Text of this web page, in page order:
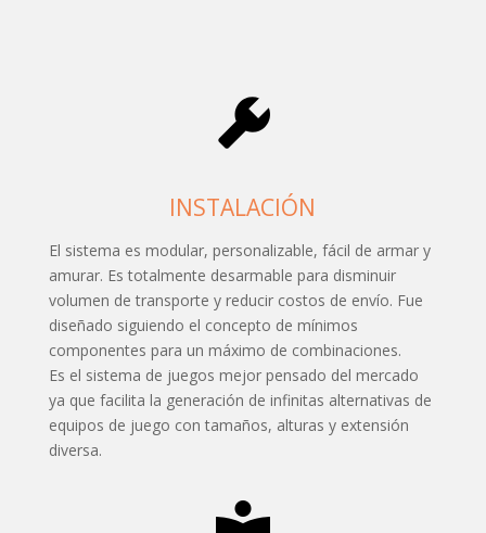
INSTALACIÓN
El sistema es modular, personalizable, fácil de armar y
amurar. Es totalmente desarmable para disminuir
volumen de transporte y reducir costos de envío. Fue
diseñado siguiendo el concepto de mínimos
componentes para un máximo de combinaciones.
Es el sistema de juegos mejor pensado del mercado
ya que facilita la generación de infinitas alternativas de
equipos de juego con tamaños, alturas y extensión
diversa.